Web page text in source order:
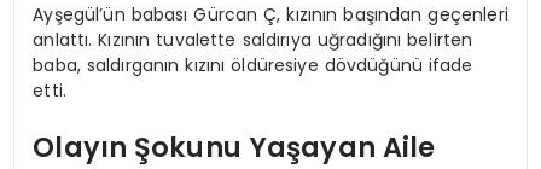
Ayşegül’ün babası Gürcan Ç, kızının başından geçenleri
anlattı. Kızının tuvalette saldırıya uğradığını belirten
baba, saldırganın kızını öldüresiye dövdüğünü ifade
etti.
Olayın Şokunu Yaşayan Aile